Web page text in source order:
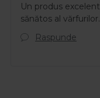
Un produs
sănătos al
Raspunde